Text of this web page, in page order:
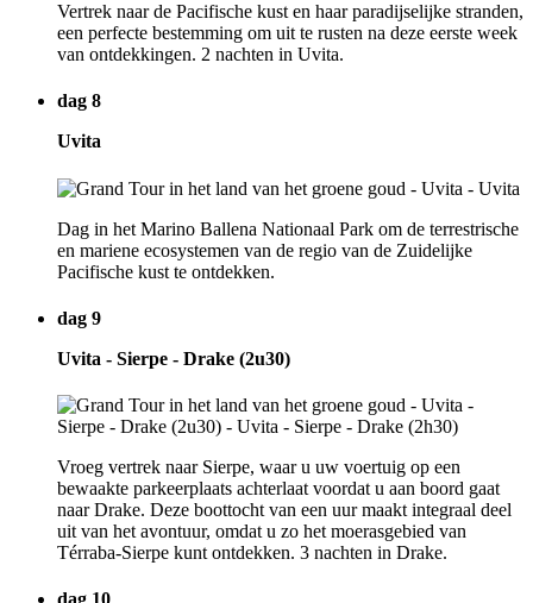
Vertrek naar de Pacifische kust en haar paradijselijke stranden,
een perfecte bestemming om uit te rusten na deze eerste week
van ontdekkingen. 2 nachten in Uvita.
dag 8
Uvita
Dag in het Marino Ballena Nationaal Park om de terrestrische
en mariene ecosystemen van de regio van de Zuidelijke
Pacifische kust te ontdekken.
dag 9
Uvita - Sierpe - Drake (2u30)
Vroeg vertrek naar Sierpe, waar u uw voertuig op een
bewaakte parkeerplaats achterlaat voordat u aan boord gaat
naar Drake. Deze boottocht van een uur maakt integraal deel
uit van het avontuur, omdat u zo het moerasgebied van
Térraba-Sierpe kunt ontdekken. 3 nachten in Drake.